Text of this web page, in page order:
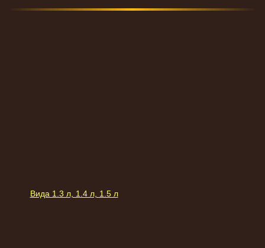
Вида 1.3 л, 1.4 л, 1.5 л